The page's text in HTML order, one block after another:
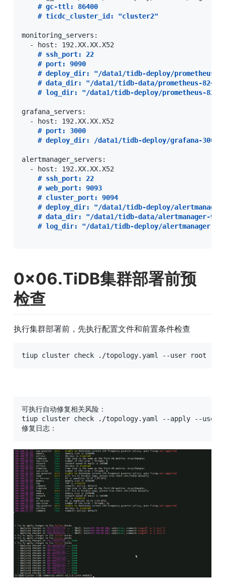
# gc-ttl: 86400
# ticdc_cluster_id: "cluster2"
monitoring_servers:
-
host: 192.XX.XX.X52
# ssh_port: 22
# port: 9090
# deploy_dir: "/data1/tidb-deploy/prometheus-
# data_dir: "/data1/tidb-data/prometheus-8249"
# log_dir: "/data1/tidb-deploy/prometheus-
grafana_servers:
-
host: 192.XX.XX.X52
# port: 3000
# deploy_dir: /data1/tidb-deploy/grafana-3000
alertmanager_servers:
-
host: 192.XX.XX.X52
# ssh_port: 22
# web_port: 9093
# cluster_port: 9094
# deploy_dir: "/data1/tidb-deploy/alertmanager-
# data_dir: "/data1/tidb-data/alertmanager-
# log_dir: "/data1/tidb-deploy/alertmanager-
0x06.TiDB集群部署前预
检查
执行集群部署前，先执行配置文件和前置条件检查
tiup cluster check ./topology.yaml --user root -p
可执行自动修复相关风险：
tiup cluster check ./topology.yaml --apply --user
修复日志：